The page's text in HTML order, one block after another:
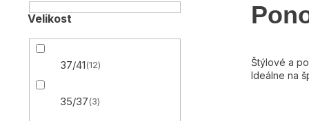
o
č
Velikost
37/41 12
35/37 3
Štýlové a
Ideálne na